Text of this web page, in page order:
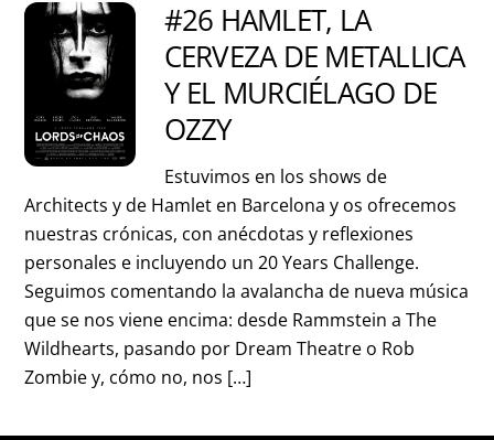
#26 HAMLET, LA
CERVEZA DE METALLICA
Y EL MURCIÉLAGO DE
OZZY
Estuvimos en los shows de
Architects y de Hamlet en Barcelona y os ofrecemos
nuestras crónicas, con anécdotas y reflexiones
personales e incluyendo un 20 Years Challenge.
Seguimos comentando la avalancha de nueva música
que se nos viene encima: desde Rammstein a The
Wildhearts, pasando por Dream Theatre o Rob
Zombie y, cómo no, nos […]